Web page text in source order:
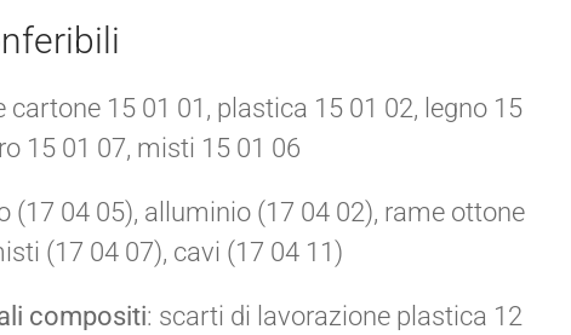
cartone 15 01 01, plastica 15 01 02, legno 15
15 01 07, misti 15 01 06
(17 04 05), alluminio (17 04 02), rame ottone
(17 04 07), cavi (17 04 11)
compositi: scarti di lavorazione plastica 12